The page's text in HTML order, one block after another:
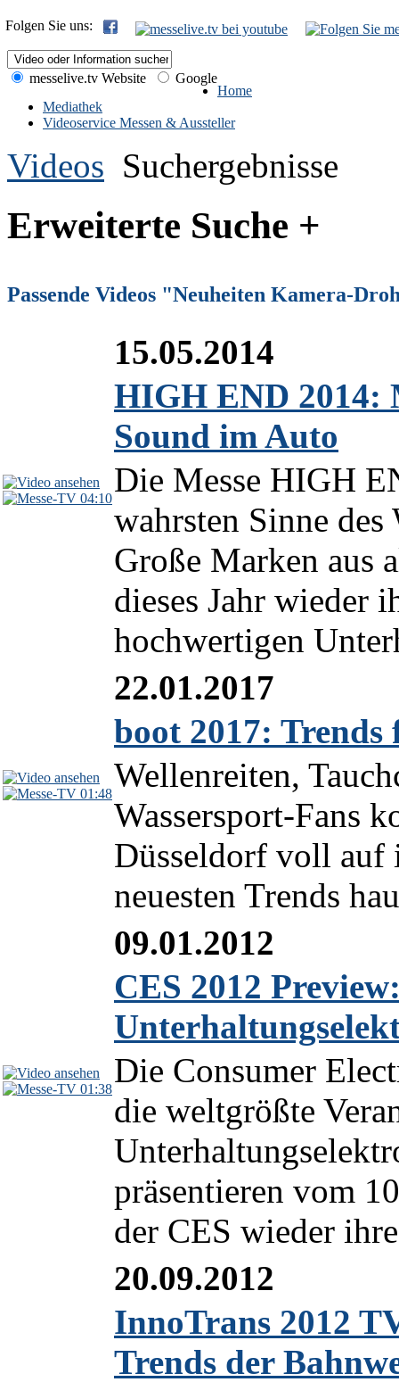
Folgen Sie uns:
messelive.tv Website
Google
Home
Mediathek
Videoservice Messen & Aussteller
Videos Suchergebnisse
Erweiterte Suche +
Passende Videos "Neuheiten Kamera-
04:10
15.05.2014
HIGH END 2014:
Sound im Auto
Die Messe HIGH
wahrsten Sinne
Große Marken aus
dieses Jahr wieder
hochwertigen
01:48
22.01.2017
boot 2017:
Wellenreiten,
Wassersport-Fans
Düsseldorf voll auf
neuesten Trends
01:38
09.01.2012
CES 2012
Die Consumer
die weltgrößte
präsentieren vom
der CES wieder
20.09.2012
InnoTrans 2012
Trends der